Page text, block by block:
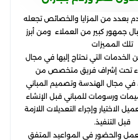
بعدد من المزايا والخصائص تجعله
جمهور كبير من العملاء ومن أبرز
تلك المميزات
التي نحتاج إليها في مجال
تحت إشراف فريق متخصص من
في مجال الهندسة وتصميم المباني
ورسومات للمباني قبل الإنشاء
الاختيار وإجراء التعديلات اللازمة
قبل التنفيذ.
والحضور في المواعيد المتفق